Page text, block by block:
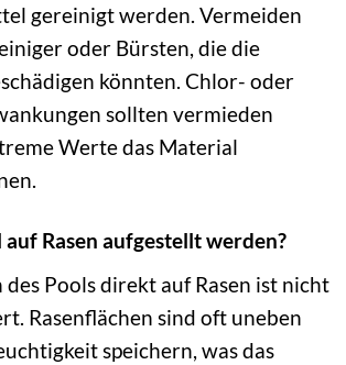
gereinigt werden. Vermeiden
oder Bürsten, die die
könnten. Chlor- oder
sollten vermieden
Werte das Material
Rasen aufgestellt werden?
des Pools direkt auf Rasen ist nicht
Rasenflächen sind oft uneben
speichern, was das